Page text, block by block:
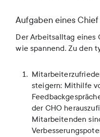
Aufgaben eines
Der Arbeitsalltag eines
wie spannend. Zu den
steigern: Mithilfe
der CHO
Mitarbeitenden